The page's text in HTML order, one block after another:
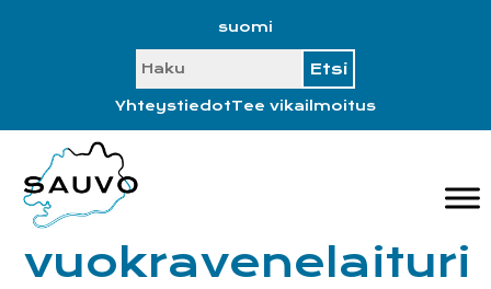
alatunnisteeseen
suomi
SEARCH
YhteystiedotTee vikailmoitus
vuokravenelaituri